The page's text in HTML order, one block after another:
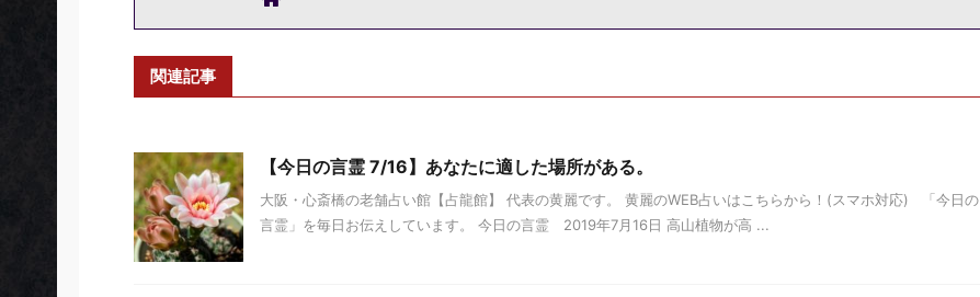
関連記事
【今日の言霊 7/16】あなたに適した場所がある。
大阪・心斎橋の老舗占い館【占龍館】 代表の黄麗です。 黄麗のWEB占いはこちらから！(スマホ対応) 「今日の
言霊」を毎日お伝えしています。 今日の言霊 2019年7月16日 高山植物が高 ...